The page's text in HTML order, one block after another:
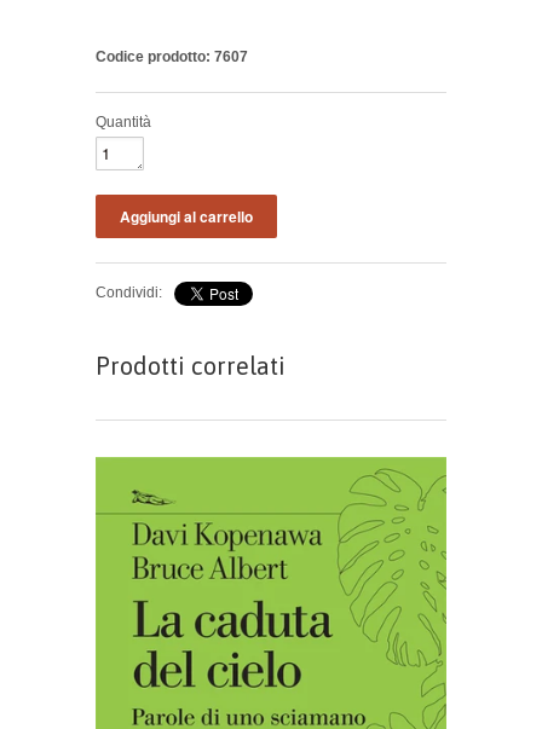
Codice prodotto: 7607
Quantità
Condividi:
Prodotti correlati